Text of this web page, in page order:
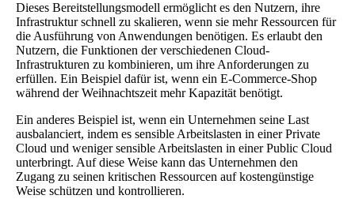
Dieses Bereitstellungsmodell ermöglicht es den Nutzern, ihre
Infrastruktur schnell zu skalieren, wenn sie mehr Ressourcen für
die Ausführung von Anwendungen benötigen. Es erlaubt den
Nutzern, die Funktionen der verschiedenen Cloud-
Infrastrukturen zu kombinieren, um ihre Anforderungen zu
erfüllen. Ein Beispiel dafür ist, wenn ein E-Commerce-Shop
während der Weihnachtszeit mehr Kapazität benötigt.
Ein anderes Beispiel ist, wenn ein Unternehmen seine Last
ausbalanciert, indem es sensible Arbeitslasten in einer Private
Cloud und weniger sensible Arbeitslasten in einer Public Cloud
unterbringt. Auf diese Weise kann das Unternehmen den
Zugang zu seinen kritischen Ressourcen auf kostengünstige
Weise schützen und kontrollieren.